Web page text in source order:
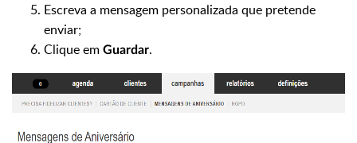
Escreva a mensagem personalizada que pretende
enviar;
Clique em Guardar.